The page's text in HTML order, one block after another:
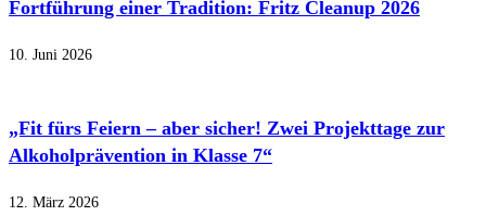
Fortführung einer Tradition: Fritz Cleanup 2026
10. Juni 2026
„Fit fürs Feiern – aber sicher! Zwei Projekttage zur
Alkoholprävention in Klasse 7“
12. März 2026